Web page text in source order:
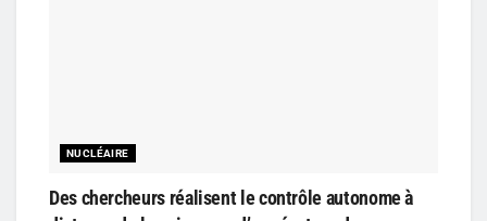
NUCLÉAIRE
Des chercheurs réalisent le contrôle autonome à